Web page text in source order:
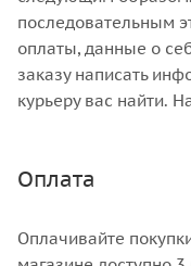
последовательным
оплаты, данные о
заказу написать
курьеру вас найти.
Оплата
Оплачивайте